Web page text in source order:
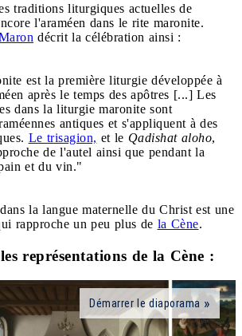
traditions liturgiques actuelles de
l'araméen dans le rite maronite.
décrit la célébration ainsi :
est la première liturgie développée à
après le temps des apôtres [...] Les
dans la liturgie maronite sont
antiques et s'appliquent à des
Le trisagion, et le Qadishat aloho,
de l'autel ainsi que pendant la
et du vin."
la langue maternelle du Christ est une
rapproche un peu plus de la Cène.
représentations de la Cène :
Démarrer le diaporama